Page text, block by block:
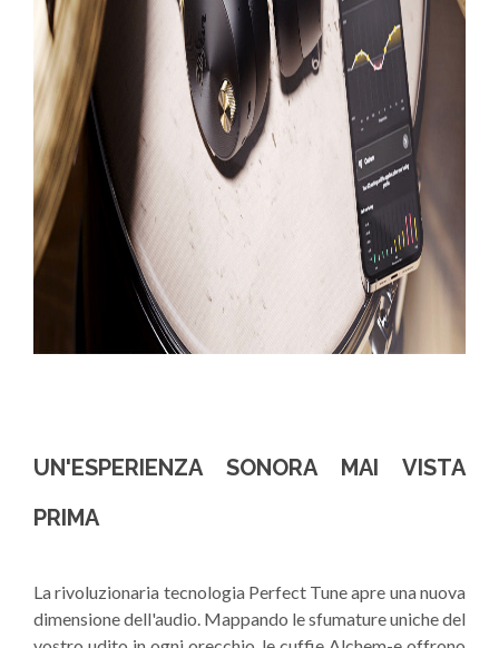
UN'ESPERIENZA SONORA MAI VISTA
PRIMA
La rivoluzionaria tecnologia Perfect Tune apre una nuova
dimensione dell'audio. Mappando le sfumature uniche del